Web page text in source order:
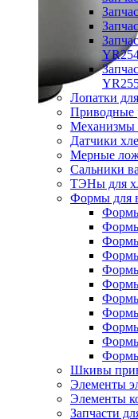
Лопатки
Приводные
Механизмы
Датчики
Мерные
Сальники
ТЭНы для
Формы для
Формы
Шкивы
Элементы
Элементы
Запчасти